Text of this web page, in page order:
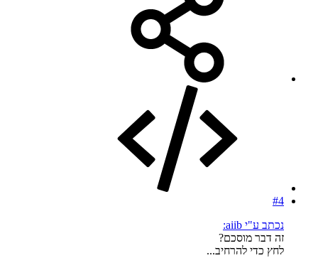
#4
נכתב ע"י aiib:
זה דבר מוסכם?
לחץ כדי להרחיב...